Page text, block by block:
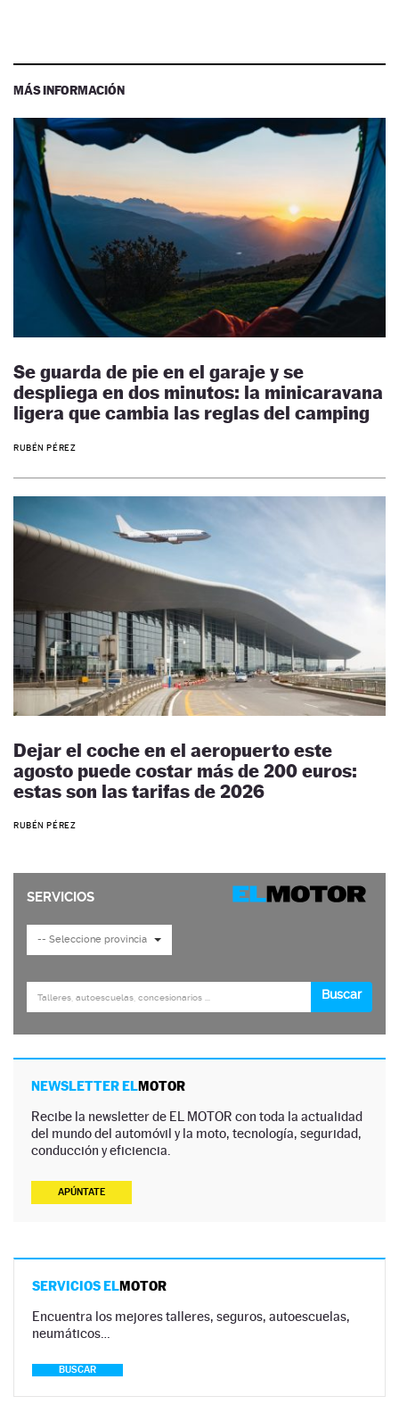
MÁS INFORMACIÓN
Se guarda de pie en el garaje y se
despliega en dos minutos: la minicaravana
ligera que cambia las reglas del camping
RUBÉN PÉREZ
Dejar el coche en el aeropuerto este
agosto puede costar más de 200 euros:
estas son las tarifas de 2026
RUBÉN PÉREZ
NEWSLETTER ELMOTOR
Recibe la newsletter de EL MOTOR con toda la actualidad
del mundo del automóvil y la moto, tecnología, seguridad,
conducción y eficiencia.
APÚNTATE
SERVICIOS ELMOTOR
Encuentra los mejores talleres, seguros, autoescuelas,
neumáticos…
BUSCAR